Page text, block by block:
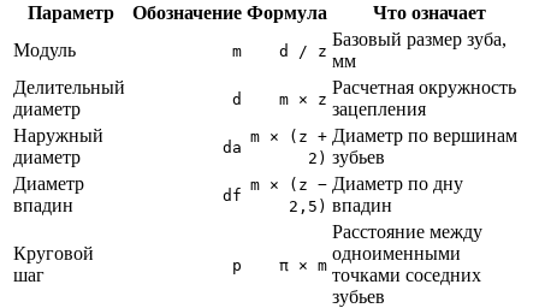
Параметр Обозначение Формула
Что означает
Модуль
m d / z
Базовый размер зуба,
мм
Делительный
диаметр
d m × z
Расчетная окружность
зацепления
Наружный
диаметр
da
m × (z +
2)
Диаметр по вершинам
зубьев
Диаметр
впадин
df
m × (z −
2,5)
Диаметр по дну
впадин
Круговой
шаг
p π × m
Расстояние между
одноименными
точками соседних
зубьев